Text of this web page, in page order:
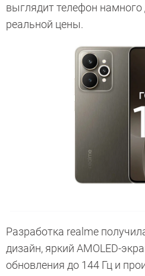
выглядит телефон
реальной цены.
Разработка realme
дизайн, яркий AMOLED-
обновления до 144 Гц и